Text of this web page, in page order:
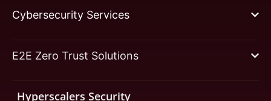
Cybersecurity Services
E2E Zero Trust Solutions
Hyperscalers Security